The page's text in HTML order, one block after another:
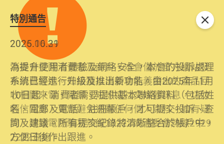
特別通告
2026.06.29
消委會提醒消費者及商戶，本會僅於官方網站發
布消費警示。如接獲以消委會名義發出的產品回
收相關來電、電郵、短訊或社交媒體訊息，切勿
輕信回應，更應避免透露任何個人資料。如有疑
問，請致電防騙易熱線18222或消委會熱線2929
2222查詢。
2025.10.31
為提升使用者體驗及網絡安全，本會的投訴處理
系統已經進行升級及推出新功能。由2025年11月
10日起，消費者需要提供基本聯絡資料（包括姓
名、電郵及電話）註冊帳戶，才可提交投訴、查
詢及建議。所有提交紀錄將清晰整合於帳戶中，
方便日後作出跟進。
關閉